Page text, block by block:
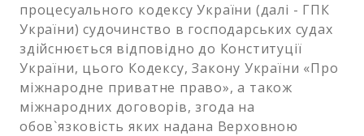
процесуального кодексу України (далі - ГПК
України) судочинство в господарських судах
здійснюється відповідно до Конституції
України, цього Кодексу, Закону України «Про
міжнародне приватне право», а також
міжнародних договорів, згода на
обов`язковість яких надана Верховною